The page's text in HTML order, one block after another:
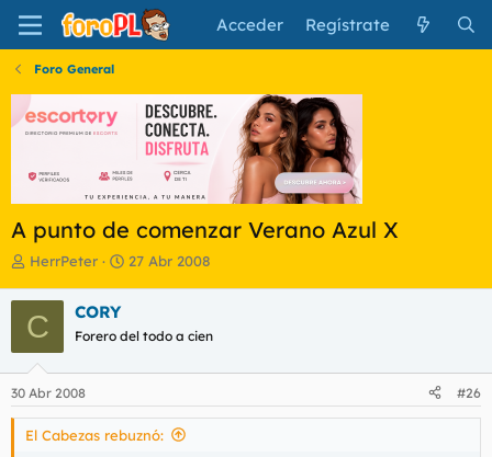
Acceder Regístrate
Foro General
A punto de comenzar Verano Azul X
I
i
c
i
a
d
o
r
d
HerrPeter
F
a
e
n
i
27 Abr 2008
C CORY
Forero del todo a cien
30 Abr 2008 #26
El Cabezas rebuznó: